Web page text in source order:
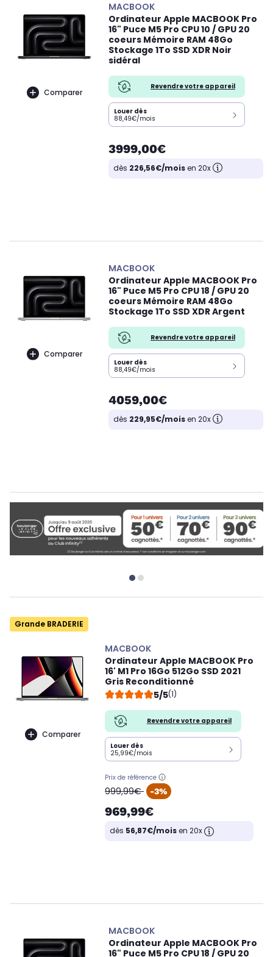
Comparer
MACBOOK
Ordinateur Apple MACBOOK Pro
16" Puce M5 Pro CPU 10 / GPU 20
coeurs Mémoire RAM 48Go
Stockage 1To SSD XDR Noir
sidéral
Revendre votre appareil
Louer dès
88,49€/mois
3999,00€
dès 226,56€/moisen 20x
Comparer
MACBOOK
Ordinateur Apple MACBOOK Pro
16" Puce M5 Pro CPU 18 / GPU 20
coeurs Mémoire RAM 48Go
Stockage 1To SSD XDR Argent
Revendre votre appareil
Louer dès
88,49€/mois
4059,00€
dès 229,95€/moisen 20x
Grande BRADERIE
Comparer
MACBOOK
Ordinateur Apple MACBOOK Pro
16' M1 Pro 16Go 512Go SSD 2021
Gris Reconditionné
5/5(1)
Revendre votre appareil
Louer dès
25,99€/mois
Prix de référence
oldPrice
999,99€ -3%
969,99€
dès 56,87€/moisen 20x
MACBOOK
Ordinateur Apple MACBOOK Pro
16" Puce M5 Pro CPU 18 / GPU 20